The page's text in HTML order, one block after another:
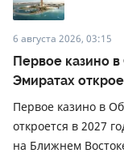
6 августа 2026, 03:15
Первое казино
Эмиратах
Первое казино в
откроется в 2027
на Ближнем